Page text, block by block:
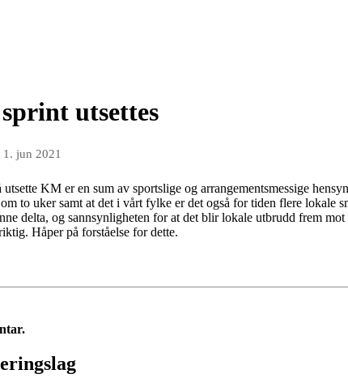
utsettes
1. jun 2021
KM er en sum av sportslige og arrangementsmessige
to uker samt at det i vårt fylke er det også for tiden flere lokale
delta, og sannsynligheten for at det blir lokale utbrudd frem
Håper på forståelse for dette.